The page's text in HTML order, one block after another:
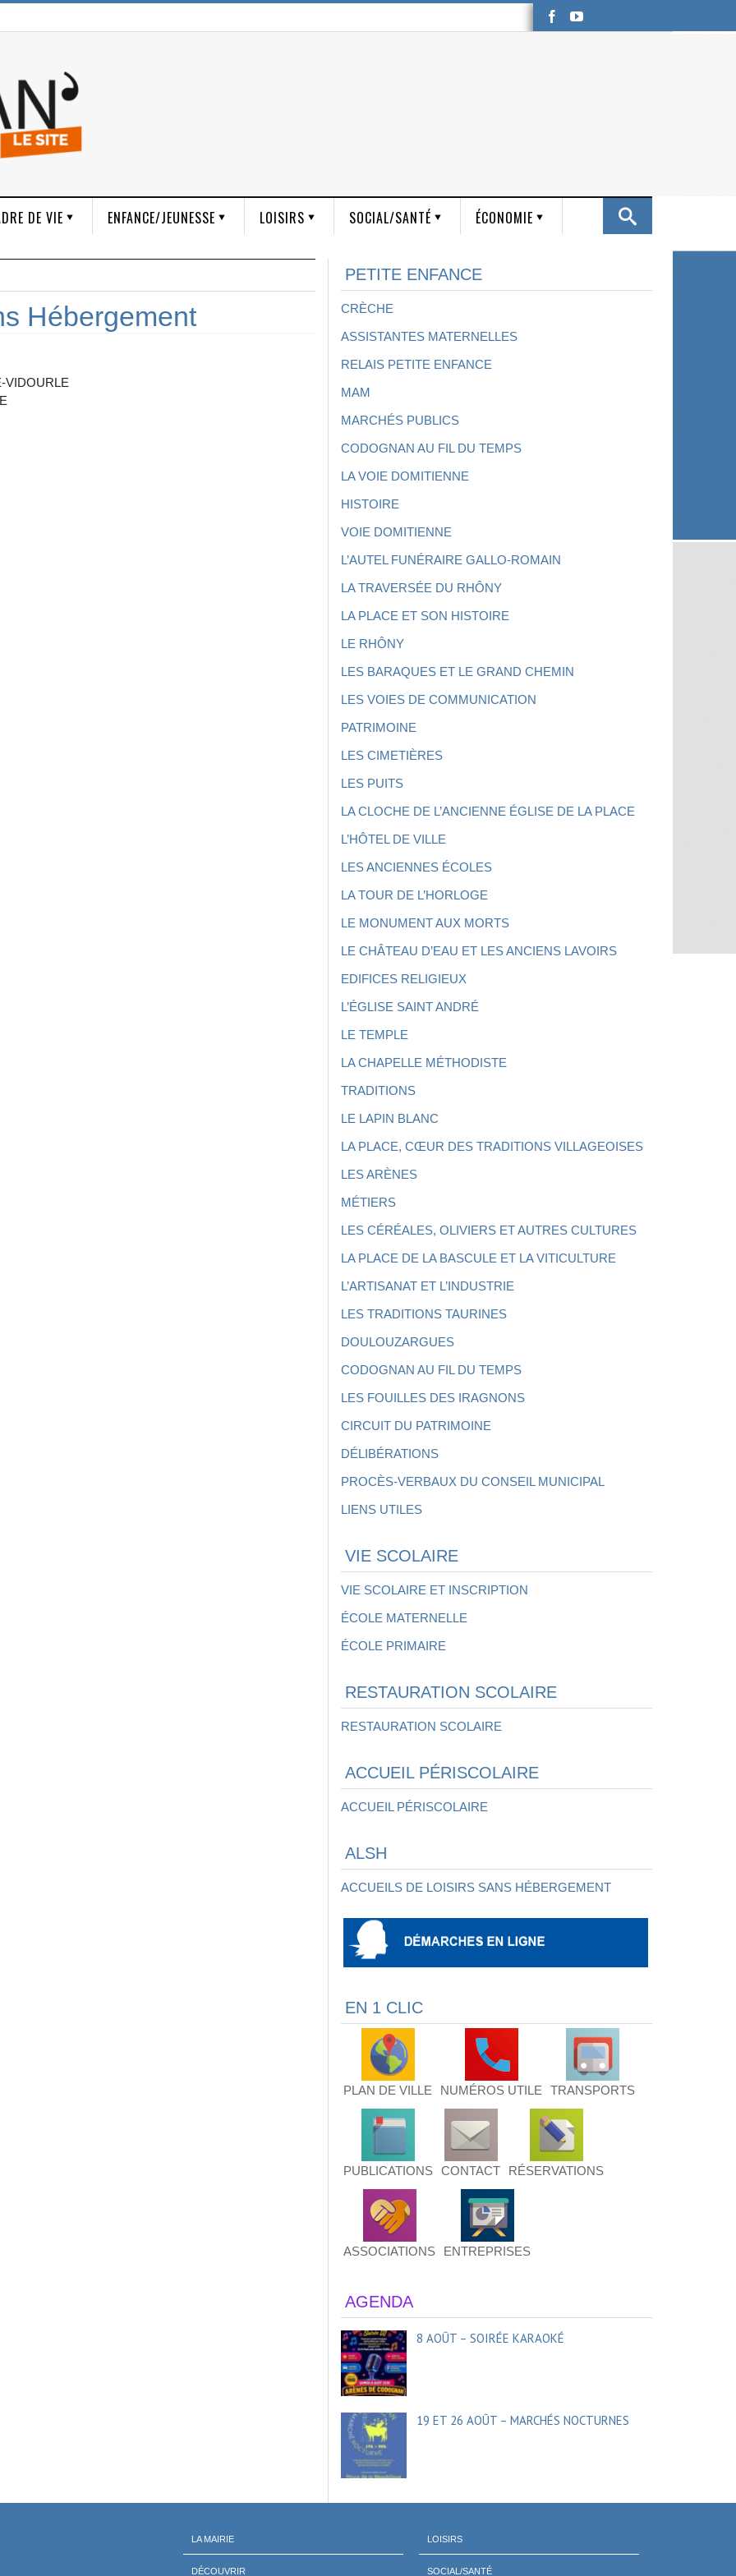
DE VIE ENFANCE/JEUNESSE LOISIRS SOCIAL/SANTÉ ÉCONOMIE
Hébergement
VIDOURLE
PETITE ENFANCE
CRÈCHE
ASSISTANTES MATERNELLES
RELAIS PETITE ENFANCE
MAM
MARCHÉS PUBLICS
CODOGNAN AU FIL DU TEMPS
LA VOIE DOMITIENNE
HISTOIRE
VOIE DOMITIENNE
L’AUTEL FUNÉRAIRE GALLO-ROMAIN
LA TRAVERSÉE DU RHÔNY
LA PLACE ET SON HISTOIRE
LE RHÔNY
LES BARAQUES ET LE GRAND CHEMIN
LES VOIES DE COMMUNICATION
PATRIMOINE
LES CIMETIÈRES
LES PUITS
LA CLOCHE DE L’ANCIENNE ÉGLISE DE LA PLACE
L’HÔTEL DE VILLE
LES ANCIENNES ÉCOLES
LA TOUR DE L’HORLOGE
LE MONUMENT AUX MORTS
LE CHÂTEAU D’EAU ET LES ANCIENS LAVOIRS
EDIFICES RELIGIEUX
L’ÉGLISE SAINT ANDRÉ
LE TEMPLE
LA CHAPELLE MÉTHODISTE
TRADITIONS
LE LAPIN BLANC
LA PLACE, CŒUR DES TRADITIONS VILLAGEOISES
LES ARÈNES
MÉTIERS
LES CÉRÉALES, OLIVIERS ET AUTRES CULTURES
LA PLACE DE LA BASCULE ET LA VITICULTURE
L’ARTISANAT ET L’INDUSTRIE
LES TRADITIONS TAURINES
DOULOUZARGUES
CODOGNAN AU FIL DU TEMPS
LES FOUILLES DES IRAGNONS
CIRCUIT DU PATRIMOINE
DÉLIBÉRATIONS
PROCÈS-VERBAUX DU CONSEIL MUNICIPAL
LIENS UTILES
VIE SCOLAIRE
VIE SCOLAIRE ET INSCRIPTION
ÉCOLE MATERNELLE
ÉCOLE PRIMAIRE
RESTAURATION SCOLAIRE
RESTAURATION SCOLAIRE
ACCUEIL PÉRISCOLAIRE
ACCUEIL PÉRISCOLAIRE
ALSH
ACCUEILS DE LOISIRS SANS HÉBERGEMENT
EN 1 CLIC
PLAN DE VILLE NUMÉROS UTILE TRANSPORTS
PUBLICATIONS CONTACT RÉSERVATIONS
ASSOCIATIONS ENTREPRISES
AGENDA
8 AOÛT – SOIRÉE KARAOKÉ
19 ET 26 AOÛT – MARCHÉS NOCTURNES
LA MAIRIE
DÉCOUVRIR
LOISIRS
SOCIAL/SANTÉ